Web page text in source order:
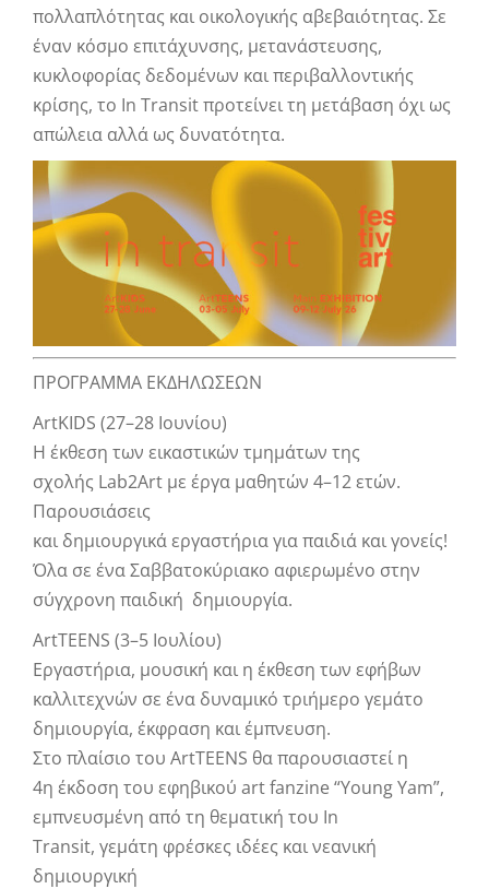
πολλαπλότητας και οικολογικής αβεβαιότητας. Σε
έναν κόσμο επιτάχυνσης, μετανάστευσης,
κυκλοφορίας δεδομένων και περιβαλλοντικής
κρίσης, το In Transit προτείνει τη μετάβαση όχι ως
απώλεια αλλά ως δυνατότητα.
ΠΡΟΓΡΑΜΜΑ ΕΚΔΗΛΩΣΕΩΝ
ArtKIDS (27–28 Ιουνίου)
H έκθεση των εικαστικών τμημάτων της
σχολής Lab2Art με έργα μαθητών 4–12 ετών.
Παρουσιάσεις
και δημιουργικά εργαστήρια για παιδιά και γονείς!
Όλα σε ένα Σαββατοκύριακο αφιερωμένο στην
σύγχρονη παιδική δημιουργία.
ArtTEENS (3–5 Ιουλίου)
Εργαστήρια, μουσική και η έκθεση των εφήβων
καλλιτεχνών σε ένα δυναμικό τριήμερο γεμάτο
δημιουργία, έκφραση και έμπνευση.
Στο πλαίσιο του ArtTEENS θα παρουσιαστεί η
4η έκδοση του εφηβικού art fanzine “Young Yam”,
εμπνευσμένη από τη θεματική του In
Transit, γεμάτη φρέσκες ιδέες και νεανική
δημιουργική